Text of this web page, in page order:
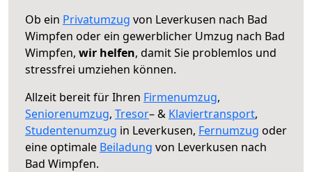
Ob ein Privatumzug von Leverkusen nach Bad
Wimpfen oder ein gewerblicher Umzug nach Bad
Wimpfen, wir helfen, damit Sie problemlos und
stressfrei umziehen können.
Allzeit bereit für Ihren Firmenumzug,
Seniorenumzug, Tresor– & Klaviertransport,
Studentenumzug in Leverkusen, Fernumzug oder
eine optimale Beiladung von Leverkusen nach
Bad Wimpfen.